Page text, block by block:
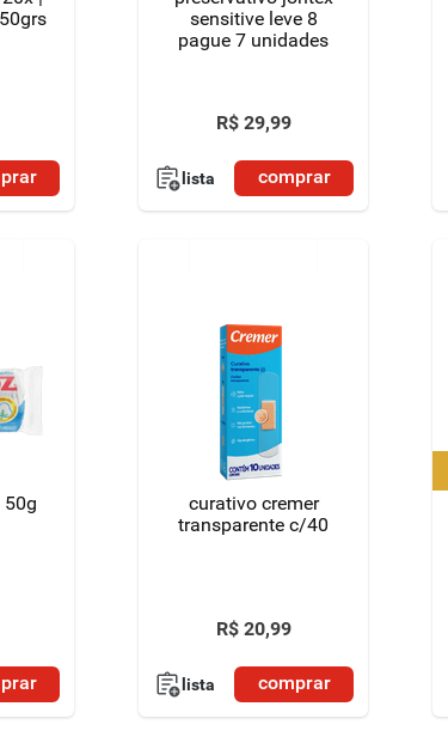
sensitive leve 8
pague 7 unidades
R$ 29,99
lista comprar
50g
curativo cremer
transparente c/40
R$ 20,99
lista comprar